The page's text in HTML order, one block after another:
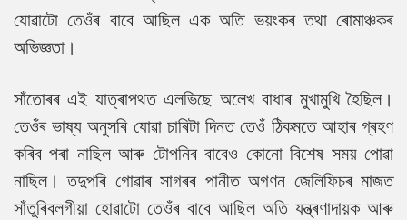
যোৱাটো তেওঁৰ বাবে আছিল এক অতি ভয়ংকৰ তথা ৰোমাঞ্চকৰ
অভিজ্ঞতা।
সাঁতোৰৰ এই যাত্ৰাপথত এলভিছে অলেখ বাধাৰ মুখামুখি হৈছিল।
তেওঁৰ ভাষ্য অনুসৰি যোৱা চাৰিটা দিনত তেওঁ ঠিকমতে আহাৰ গ্ৰহণ
কৰিব পৰা নাছিল আৰু টোপনিৰ বাবেও কোনো বিশেষ সময় পোৱা
নাছিল। তদুপৰি গোৱাৰসাগৰৰ পানীত অগণন জেলিফিচৰ মাজত
সাঁতুৰিবলগীয়া হোৱাটো তেওঁৰ বাবে আছিল অতি যন্ত্ৰণাদায়ক আৰু